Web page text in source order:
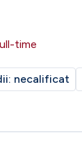
time
necalificat